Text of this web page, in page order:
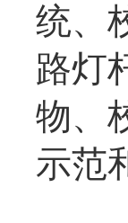
统、
路灯
物、
示范